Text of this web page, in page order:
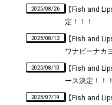
2025/08/26
【Fish and
定！！！
2025/08/12
【Fish and
ワナビーナカ
2025/08/10
【Fish and
ース決定！！！
2025/07/19
【Fish and